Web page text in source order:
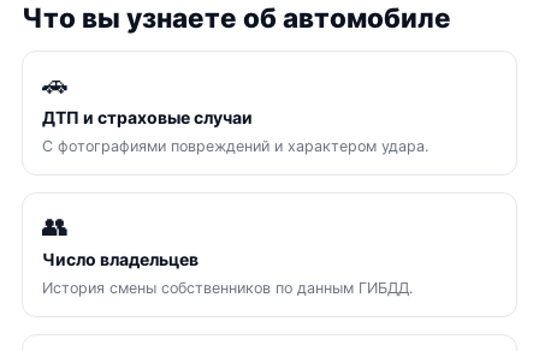
Что вы узнаете об автомобиле
🚗
ДТП и страховые случаи
С фотографиями повреждений и характером удара.
👥
Число владельцев
История смены собственников по данным ГИБДД.